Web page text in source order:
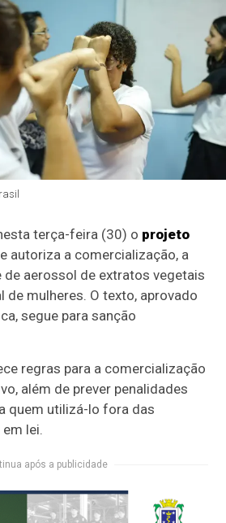
terça-feira (30) o projeto
autoriza a comercialização, a
de aerossol de extratos vegetais
de mulheres. O texto, aprovado
segue para sanção
regras para a comercialização
além de prever penalidades
quem utilizá-lo fora das
lei.
após a publicidade